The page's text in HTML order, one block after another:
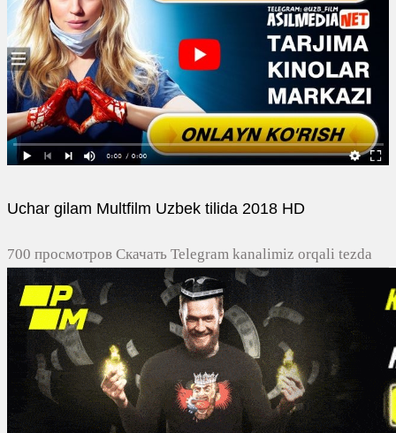
Uchar gilam Multfilm Uzbek tilida 2018 HD
700 просмотров Скачать Telegram kanalimiz orqali tezda
yuklash